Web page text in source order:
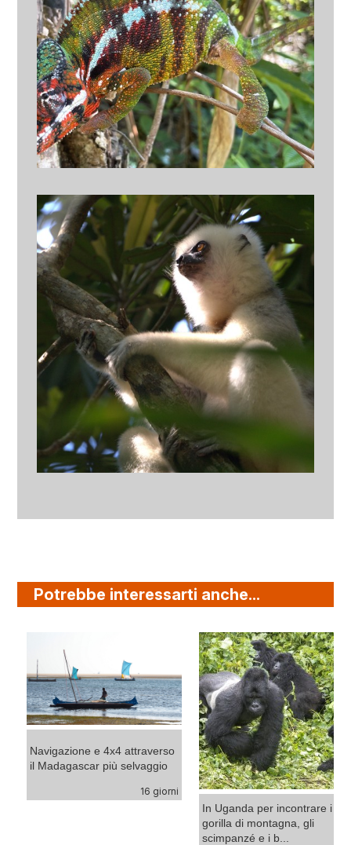
Potrebbe interessarti anche...
Navigazione e 4x4 attraverso
il Madagascar più selvaggio
16 giorni
In Uganda per incontrare i
gorilla di montagna, gli
scimpanzé e i b...